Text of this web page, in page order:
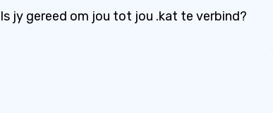
Is jy gereed om jou tot jou .kat te verbind?